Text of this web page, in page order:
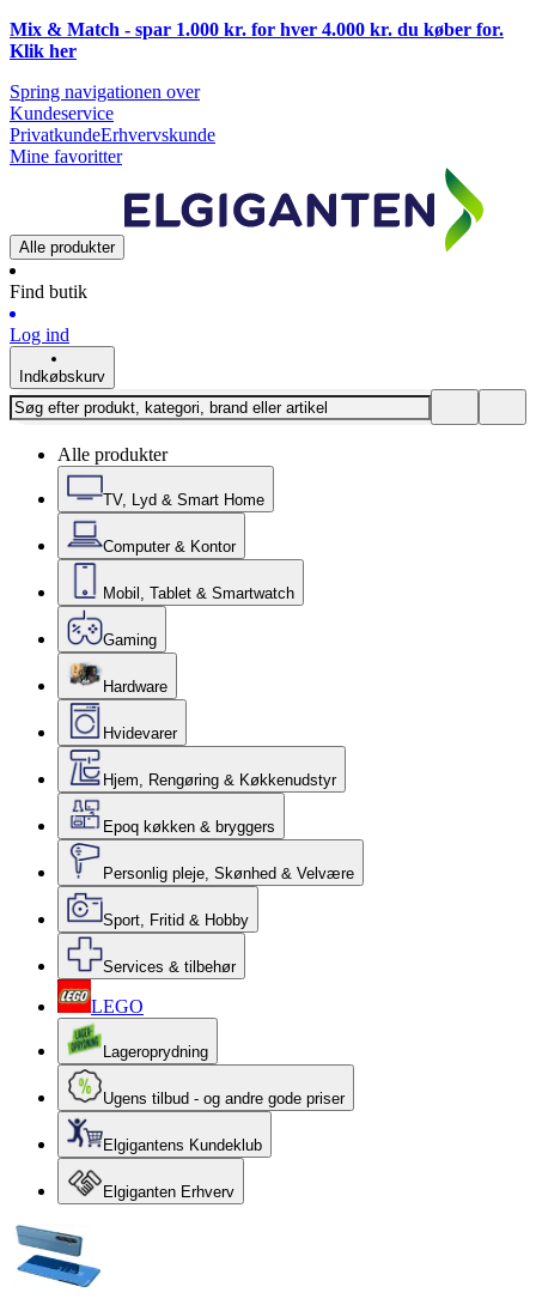
Mix & Match - spar 1.000 kr. for hver 4.000 kr. du køber for.
Klik her
Spring navigationen over
Kundeservice
PrivatkundeErhvervskunde
Mine favoritter
Alle produkter
Find butik
Log ind
Indkøbskurv
Alle produkter
TV, Lyd & Smart Home
Computer & Kontor
Mobil, Tablet & Smartwatch
Gaming
Hardware
Hvidevarer
Hjem, Rengøring & Køkkenudstyr
Epoq køkken & bryggers
Personlig pleje, Skønhed & Velvære
Sport, Fritid & Hobby
Services & tilbehør
LEGO
Lageroprydning
Ugens tilbud - og andre gode priser
Elgigantens Kundeklub
Elgiganten Erhverv